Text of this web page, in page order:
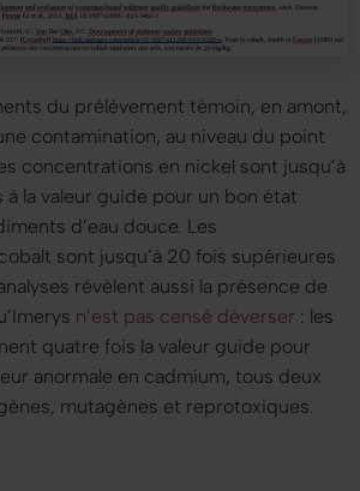
du prélèvement témoin, en amont,
contamination, au niveau du point
concentrations en nickel sont jusqu’à
la valeur guide pour un bon état
d’eau douce. Les
sont jusqu’à 20 fois supérieures
révèlent aussi la présence de
n’est pas censé déverser : les
quatre fois la valeur guide pour
anormale en cadmium, tous deux
mutagènes et reprotoxiques.